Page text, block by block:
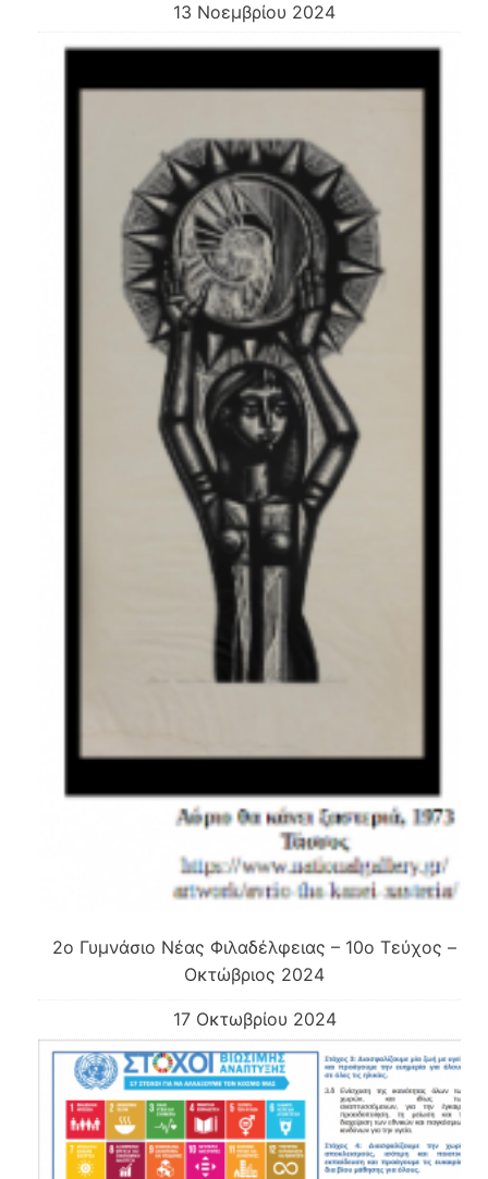
13 Νοεμβρίου 2024
2o Γυμνάσιο Νέας Φιλαδέλφειας – 10o Τεύχος –
Οκτώβριος 2024
17 Οκτωβρίου 2024